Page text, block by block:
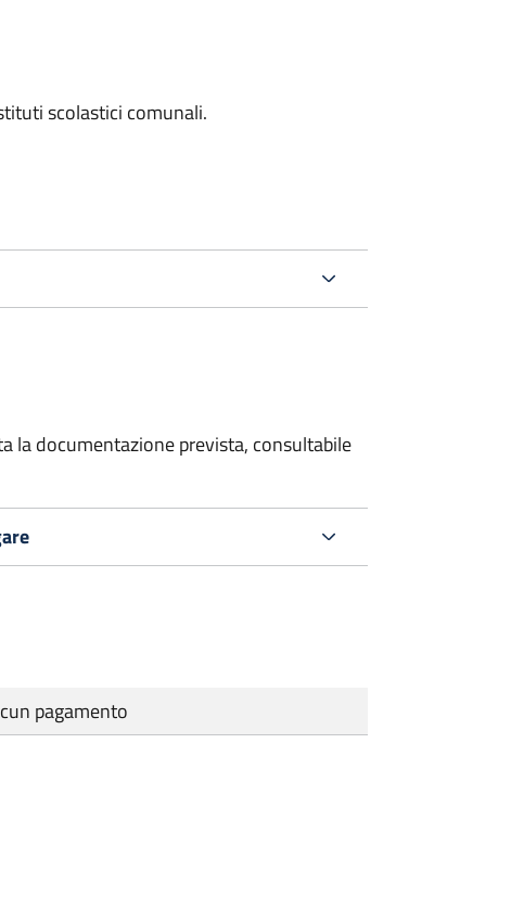
scolastici comunali.
la documentazione prevista, consultabile
pagamento